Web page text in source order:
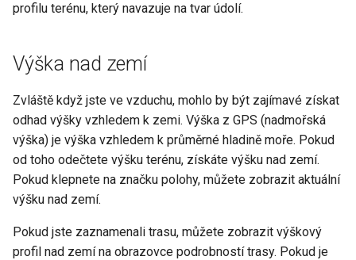
profilu terénu, který navazuje na tvar údolí.
Výška nad zemí
Zvláště když jste ve vzduchu, mohlo by být zajímavé získat
odhad výšky vzhledem k zemi. Výška z GPS (nadmořská
výška) je výška vzhledem k průměrné hladině moře. Pokud
od toho odečtete výšku terénu, získáte výšku nad zemí.
Pokud klepnete na značku polohy, můžete zobrazit aktuální
výšku nad zemí.
Pokud jste zaznamenali trasu, můžete zobrazit výškový
profil nad zemí na obrazovce podrobností trasy. Pokud je